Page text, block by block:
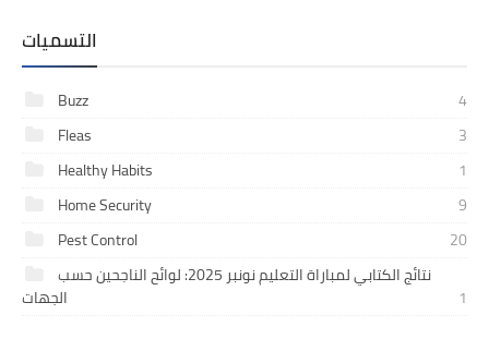
التسميات
Buzz
4
Fleas
3
Healthy Habits
1
Home Security
9
Pest Control
20
الجهات
1